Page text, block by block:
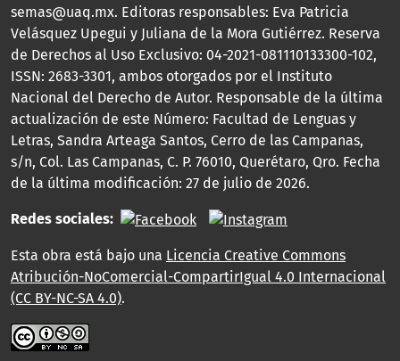
semas@uaq.mx. Editoras responsables: Eva Patricia
Velásquez Upegui y Juliana de la Mora Gutiérrez. Reserva
de Derechos al Uso Exclusivo: 04-2021-081110133300-102,
ISSN: 2683-3301, ambos otorgados por el Instituto
Nacional del Derecho de Autor. Responsable de la última
actualización de este Número: Facultad de Lenguas y
Letras, Sandra Arteaga Santos, Cerro de las Campanas,
s/n, Col. Las Campanas, C. P. 76010, Querétaro, Qro. Fecha
de la última modificación: 27 de julio de 2026.
Redes sociales:
Esta obra está bajo una Licencia Creative Commons
Atribución-NoComercial-CompartirIgual 4.0 Internacional
(CC BY-NC-SA 4.0).